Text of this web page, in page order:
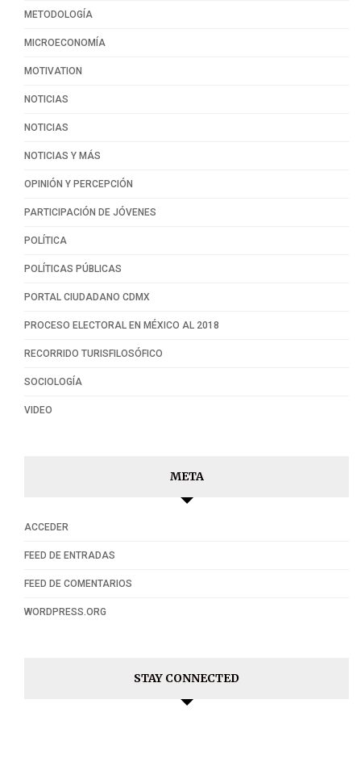
METODOLOGÍA
MICROECONOMÍA
MOTIVATION
NOTICIAS
NOTICIAS
NOTICIAS Y MÁS
OPINIÓN Y PERCEPCIÓN
PARTICIPACIÓN DE JÓVENES
POLÍTICA
POLÍTICAS PÚBLICAS
PORTAL CIUDADANO CDMX
PROCESO ELECTORAL EN MÉXICO AL 2018
RECORRIDO TURISFILOSÓFICO
SOCIOLOGÍA
VIDEO
META
ACCEDER
FEED DE ENTRADAS
FEED DE COMENTARIOS
WORDPRESS.ORG
STAY CONNECTED